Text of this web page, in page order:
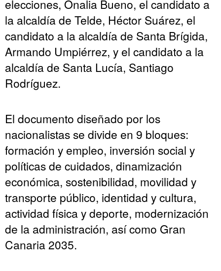
elecciones, Onalia Bueno, el candidato a
la alcaldía de Telde, Héctor Suárez, el
candidato a la alcaldía de Santa Brígida,
Armando Umpiérrez, y el candidato a la
alcaldía de Santa Lucía, Santiago
Rodríguez.
El documento diseñado por los
nacionalistas se divide en 9 bloques:
formación y empleo, inversión social y
políticas de cuidados, dinamización
económica, sostenibilidad, movilidad y
transporte público, identidad y cultura,
actividad física y deporte, modernización
de la administración, así como Gran
Canaria 2035.